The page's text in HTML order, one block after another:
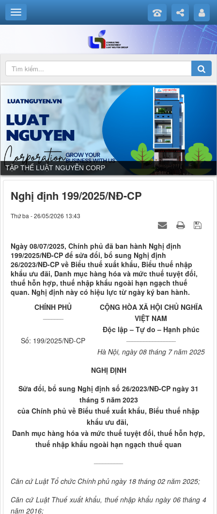
DỊCH VỤ CỦA LUẬT NGUYỄN CORP
Nghị định 199/2025/NĐ-CP
Thứ ba - 26/05/2026 13:43
Ngày 08/07/2025, Chính phủ đã ban hành Nghị định
199/2025/NĐ-CP để sửa đổi, bổ sung Nghị định
26/2023/NĐ-CP về Biểu thuế xuất khẩu, Biểu thuế nhập
khẩu ưu đãi, Danh mục hàng hóa và mức thuế tuyệt đối,
thuế hỗn hợp, thuế nhập khẩu ngoài hạn ngạch thuế
quan. Nghị định này có hiệu lực từ ngày ký ban hành.
CHÍNH PHỦ
Số: 199/2025/NĐ-CP
CỘNG HÒA XÃ HỘI CHỦ NGHĨA
VIỆT NAM
Độc lập – Tự do – Hạnh phúc
Hà Nội, ngày 08 tháng 7 năm 2025
NGHỊ ĐỊNH
Sửa đổi, bổ sung Nghị định số 26/2023/NĐ-CP ngày 31
tháng 5 năm 2023
của Chính phủ về Biểu thuế xuất khẩu, Biểu thuế nhập
khẩu ưu đãi,
Danh mục hàng hóa và mức thuế tuyệt đối, thuế hỗn hợp,
thuế nhập khẩu ngoài hạn ngạch thuế quan
Căn cứ Luật Tổ chức Chính phủ ngày 18 tháng 02 năm 2025;
Căn cứ Luật Thuế xuất khẩu, thuế nhập khẩu ngày 06 tháng 4
năm 2016;